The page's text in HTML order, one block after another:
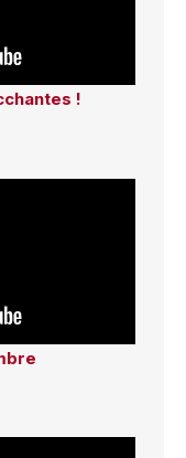
!